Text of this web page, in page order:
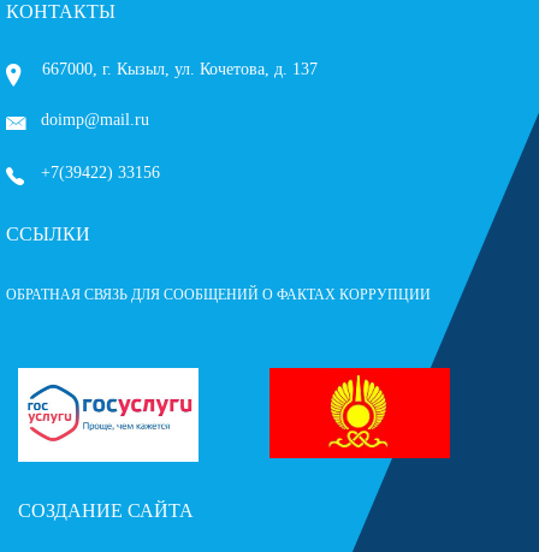
КОНТАКТЫ
667000, г. Кызыл, ул. Кочетова, д. 137
doimp@mail.ru
+7(39422) 33156
ССЫЛКИ
ОБРАТНАЯ СВЯЗЬ ДЛЯ СООБЩЕНИЙ О ФАКТАХ КОРРУПЦИИ
СОЗДАНИЕ САЙТА